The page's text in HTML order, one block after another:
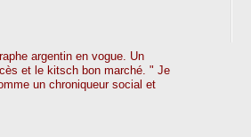
argentin en vogue. Un
et le kitsch bon marché. " Je
un chroniqueur social et